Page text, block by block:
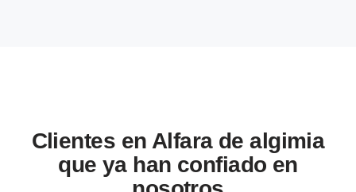
Clientes en Alfara de algimia
que ya han confiado en